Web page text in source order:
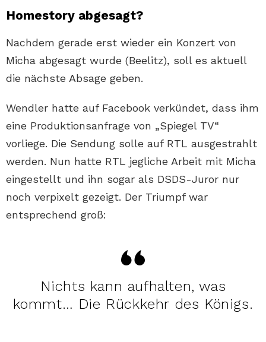
Homestory abgesagt?
Nachdem gerade erst wieder ein Konzert von
Micha abgesagt wurde (Beelitz), soll es aktuell
die nächste Absage geben.
Wendler hatte auf Facebook verkündet, dass ihm
eine Produktionsanfrage von „Spiegel TV“
vorliege. Die Sendung solle auf RTL ausgestrahlt
werden. Nun hatte RTL jegliche Arbeit mit Micha
eingestellt und ihn sogar als DSDS-Juror nur
noch verpixelt gezeigt. Der Triumpf war
entsprechend groß:
Nichts kann aufhalten, was
kommt… Die Rückkehr des Königs.